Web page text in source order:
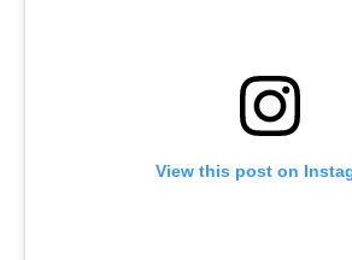
View this post on